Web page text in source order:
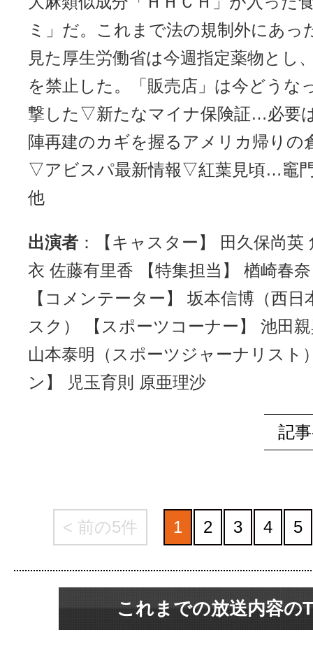
ミ」だ。これまで法の規制外にあっ
見た厚生労働省は今週指定薬物とし
を禁止した。「販売店」は今どうな
撃した▽新たなマイナ保険証…必要
陣再建のカギを握るアメリカ帰りの
▽アビスパ最新情報▽紅葉見頃…竈
他
出演者 ：【キャスター】 田久保尚英
衣 佐藤有里香 【特集担当】 楢崎春
【コメンテーター】 坂本信博（西
スク） 【スポーツコーナー】 池田
山本泰明（スポーツジャーナリスト
ン】 児玉育則 原亜理沙
記
< 前の5件 1 2 3 4 5
これまでの放送内容の